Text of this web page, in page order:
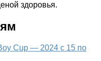
здоровья.
Cup — 2024 с 15 по